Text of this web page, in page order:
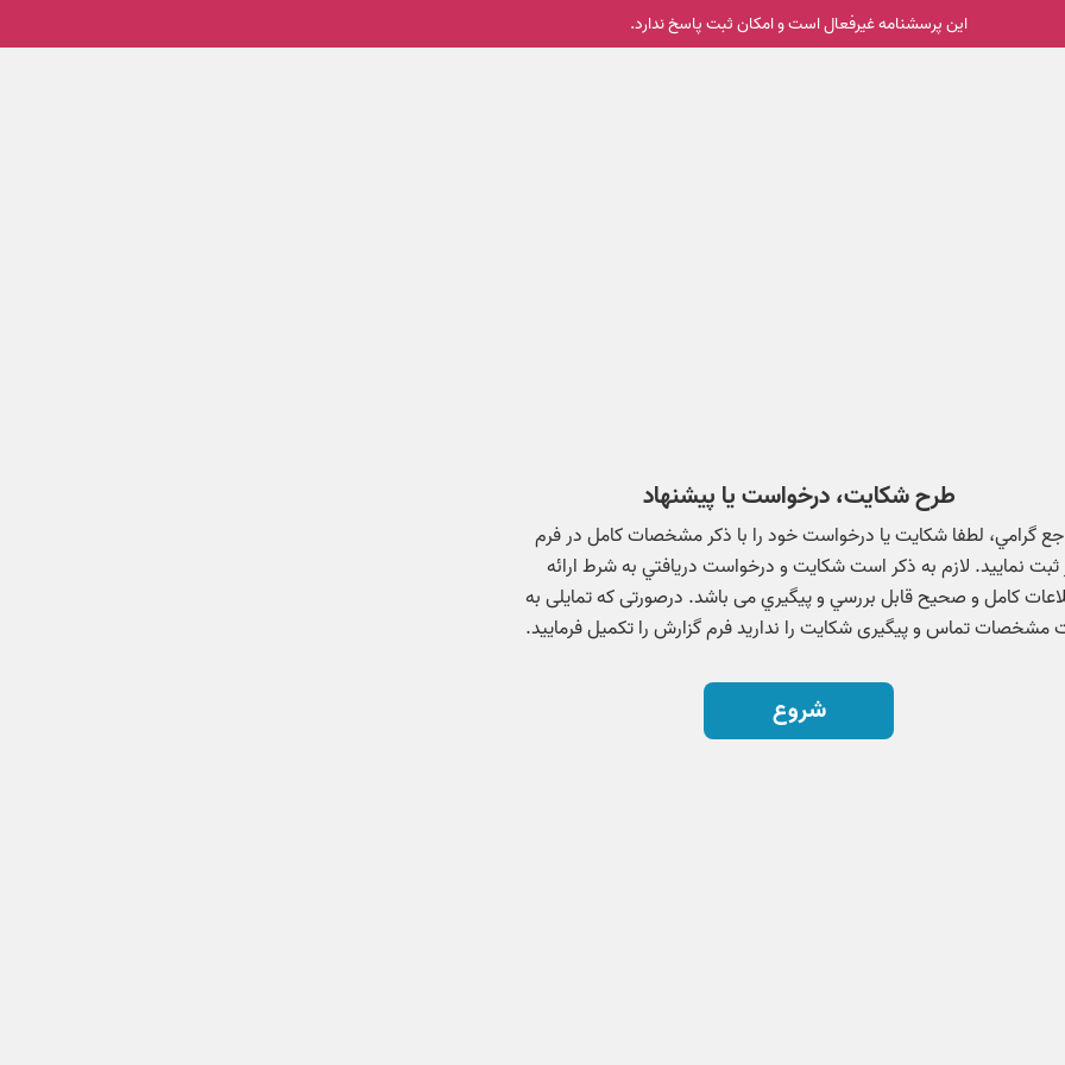
این پرسشنامه غیر‌فعال است و امکان ثبت پاسخ ندارد.
طرح شکایت، درخواست یا پیشنهاد
گرامي، لطفا شكايت یا درخواست خود را با ذكر مشخصات كامل در فرم
ثبت نمایید. لازم به ذكر است شكايت و درخواست دريافتي به شرط ارائه
كامل و صحيح قابل بررسي و پيگيري می باشد. درصورتی که تمایلی به
مشخصات تماس و پیگیری شکایت را ندارید فرم گزارش را تکمیل فرمایید.
شروع